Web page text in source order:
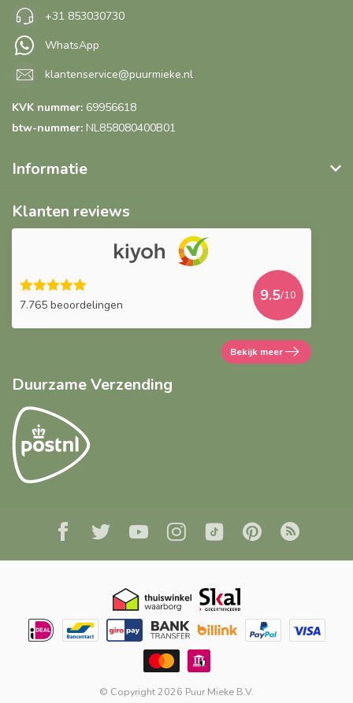
+31 853030730
WhatsApp
klantenservice@puurmieke.nl
KVK nummer: 69956618
btw-nummer: NL858080400B01
Informatie
Klanten reviews
7.765 beoordelingen
9.5/10
Bekijk meer
Duurzame Verzending
© Copyright 2026 Puur Mieke B.V.